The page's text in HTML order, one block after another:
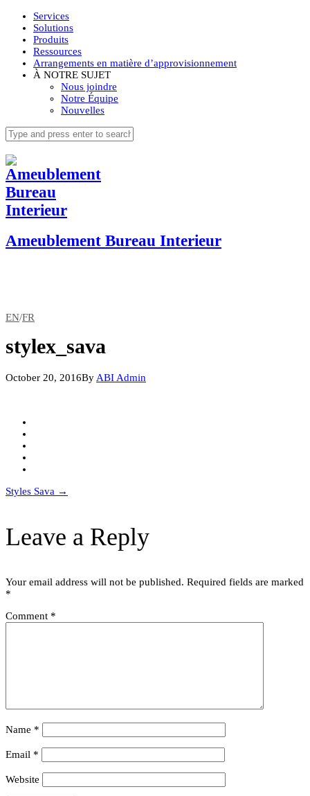
Services
Solutions
Produits
Ressources
Arrangements en matière d’approvisionnement
À NOTRE SUJET
Nous joindre
Notre Équipe
Nouvelles
Ameublement Bureau Interieur
EN/FR
stylex_sava
October 20, 2016By ABI Admin
Post
Styles Sava →
Leave a Reply
Your email address will not be published. Required fields are marked
*
Comment *
Name *
Email *
Website